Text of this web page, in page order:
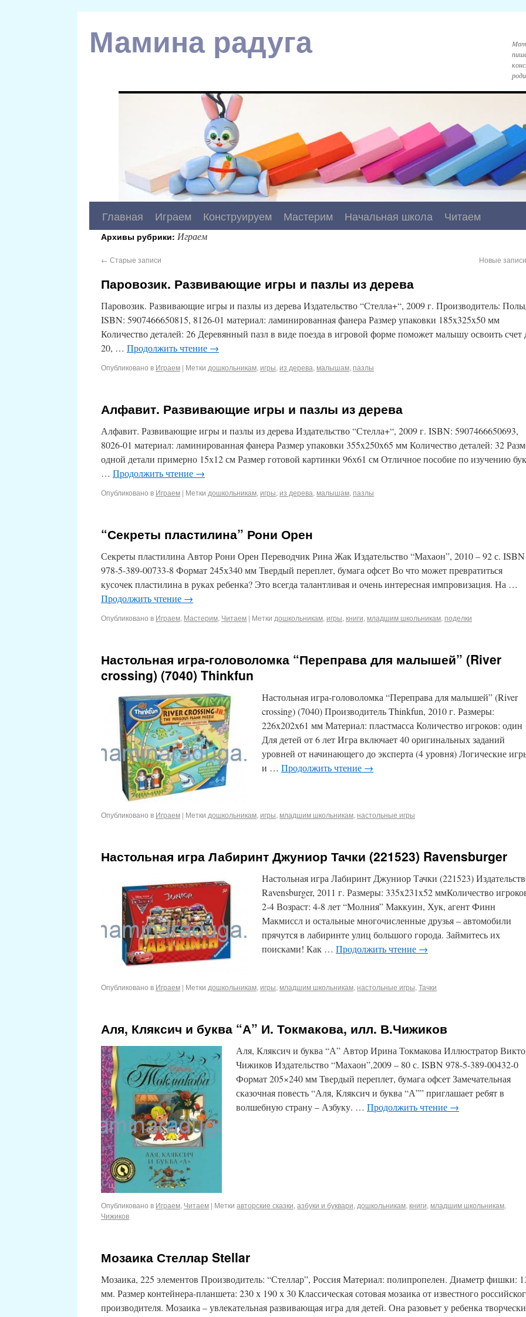
Мамина радуга
Главная Играем Конструируем Мастерим Начальная школа Читаем
Архивы рубрики: Играем
← Старые записи Новые записи
Паровозик. Развивающие игры и пазлы из дерева
Паровозик. Развивающие игры и пазлы из дерева Издательство “Стелла+“, 2009 г. Производитель:
ISBN: 5907466650815, 8126-01 материал: ламинированная фанера Размер упаковки 185x325x50 мм
Количество деталей: 26 Деревянный пазл в виде поезда в игровой форме поможет малышу освоить счет
20, … Продолжить чтение →
Опубликовано в Играем | Метки дошкольникам, игры, из дерева, малышам, пазлы
Алфавит. Развивающие игры и пазлы из дерева
Алфавит. Развивающие игры и пазлы из дерева Издательство “Стелла+“, 2009 г. ISBN: 5907466650693,
8026-01 материал: ламинированная фанера Размер упаковки 355x250x65 мм Количество деталей: 32
одной детали примерно 15х12 см Размер готовой картинки 96х61 см Отличное пособие по изучению
… Продолжить чтение →
Опубликовано в Играем | Метки дошкольникам, игры, из дерева, малышам, пазлы
“Секреты пластилина” Рони Орен
Секреты пластилина Автор Рони Орен Переводчик Рина Жак Издательство “Махаон”, 2010 – 92 с. ISBN
978-5-389-00733-8 Формат 245х340 мм Твердый переплет, бумага офсет Во что может превратиться
кусочек пластилина в руках ребенка? Это всегда талантливая и очень интересная импровизация. На …
Продолжить чтение →
Опубликовано в Играем, Мастерим, Читаем | Метки дошкольникам, игры, книги, младшим школьникам, поделки
Настольная игра-головоломка “Переправа для малышей” (River
crossing) (7040) Thinkfun
Настольная игра-головоломка “Переправа для малышей” (River
crossing) (7040) Производитель Thinkfun, 2010 г. Размеры:
226x202x61 мм Материал: пластмасса Количество игроков: один
Для детей от 6 лет Игра включает 40 оригинальных заданий
уровней от начинающего до эксперта (4 уровня) Логические
и … Продолжить чтение →
Опубликовано в Играем | Метки дошкольникам, игры, младшим школьникам, настольные игры
Настольная игра Лабиринт Джуниор Тачки (221523) Ravensburger
Настольная игра Лабиринт Джуниор Тачки (221523)
Ravensburger, 2011 г. Размеры: 335x231x52 ммКоличество
2-4 Возраст: 4-8 лет “Молния” Маккуин, Хук, агент Финн
Макмиссл и остальные многочисленные друзья – автомобили
прячутся в лабиринте улиц большого города. Займитесь их
поисками! Как … Продолжить чтение →
Опубликовано в Играем | Метки дошкольникам, игры, младшим школьникам, настольные игры, Тачки
Аля, Кляксич и буква “А” И. Токмакова, илл. В.Чижиков
Аля, Кляксич и буква “А” Автор Ирина Токмакова Иллюстратор
Чижиков Издательство “Махаон”,2009 – 80 с. ISBN 978-5-389-00432-0
Формат 205×240 мм Твердый переплет, бумага офсет Замечательная
сказочная повесть “Аля, Кляксич и буква “А”” приглашает ребят в
волшебную страну – Азбуку. … Продолжить чтение →
Опубликовано в Играем, Читаем | Метки авторские сказки, азбуки и буквари, дошкольникам, книги, младшим школьникам,
Чижиков
Мозаика Стеллар Stellar
Мозаика, 225 элементов Производитель: “Стеллар”, Россия Материал: полипропелен. Диаметр фишки:
мм. Размер контейнера-планшета: 230 х 190 х 30 Классическая сотовая мозаика от известного
производителя. Мозаика – увлекательная развивающая игра для детей. Она разовьет у ребенка